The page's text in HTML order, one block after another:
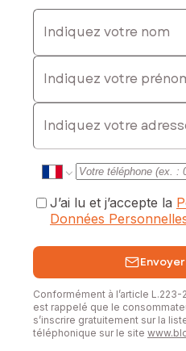
Indiquez votre nom
Indiquez votre prénom
E-mail
J’ai lu et j’accepte la
Données
Conformément à l’article
est rappelé que le
s’inscrire gratuitement sur la
téléphonique sur le site